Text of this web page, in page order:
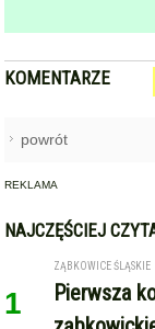
KOMENTARZE
powrót
REKLAMA
NAJCZĘŚCIEJ
1
ZĄBKOWICE ŚLĄSKIE
Pierwsza